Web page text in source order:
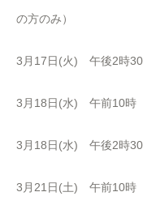
の方のみ）
3月17日(火) 午後2時
3月18日(水) 午前10時
3月18日(水) 午後2時
3月21日(土) 午前10時